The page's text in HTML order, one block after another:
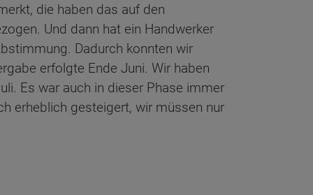
die haben das auf den
Und dann hat ein Handwerker
Dadurch konnten wir
erfolgte Ende Juni. Wir haben
Es war auch in dieser Phase immer
erheblich gesteigert, wir müssen nur